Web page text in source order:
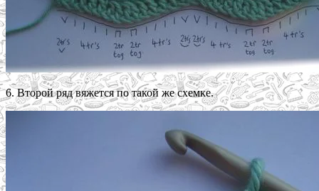
6. Второй ряд вяжется по такой же схемке.